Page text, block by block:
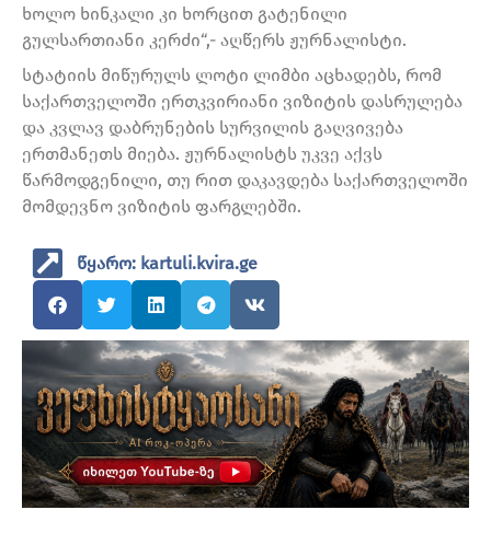
ხოლო ხინკალი კი ხორცით გატენილი
გულსართიანი კერძი“,- აღწერს ჟურნალისტი.
სტატიის მიწურულს ლოტი ლიმბი აცხადებს, რომ
საქართველოში ერთკვირიანი ვიზიტის დასრულება
და კვლავ დაბრუნების სურვილის გაღვივება
ერთმანეთს მიება. ჟურნალისტს უკვე აქვს
წარმოდგენილი, თუ რით დაკავდება საქართველოში
მომდევნო ვიზიტის ფარგლებში.
წყარო: kartuli.kvira.ge